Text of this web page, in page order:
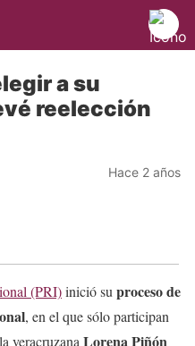
a su
reelección
Hace 2 años
(PRI)inició su proceso de
, en el que sólo participan
veracruzana Lorena Piñón